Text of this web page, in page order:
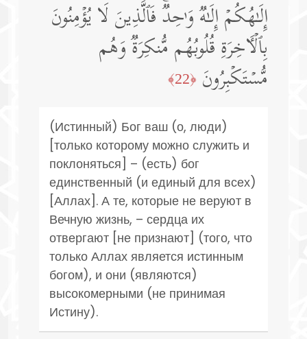
إِلَـٰهُكُمۡ إِلَـٰهࣱ وَ ٰ⁠حِدࣱۚ فَٱلَّذِینَ لَا یُؤۡمِنُونَ
بِٱلۡـَٔاخِرَةِ قُلُوبُهُم مُّنكِرَةࣱ وَهُم
مُّسۡتَكۡبِرُونَ ﴿22﴾
(Истинный) Бог ваш (о, люди)
[только которому можно служить и
поклоняться] – (есть) бог
единственный (и единый для всех)
[Аллах]. А те, которые не веруют в
Вечную жизнь, – сердца их
отвергают [не признают] (того, что
только Аллах является истинным
богом), и они (являются)
высокомерными (не принимая
Истину).